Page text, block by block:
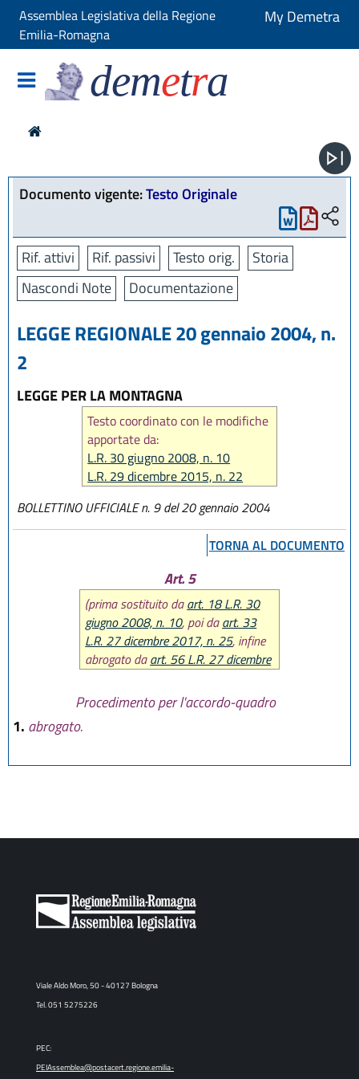
Assemblea Legislativa della Regione
Emilia-Romagna
My Demetra
demetra
Documento vigente:Testo Originale
Rif. attivi Rif. passivi Testo orig.
Storia
Nascondi Note
Documentazione
LEGGE REGIONALE 20 gennaio 2004, n.
2
LEGGE PER LA MONTAGNA
Testo coordinato con le modifiche
apportate da:
L.R. 30 giugno 2008, n. 10
L.R. 29 dicembre 2015, n. 22
L.R. 27 dicembre 2017, n. 25
L.R. 31 luglio 2020 n. 3
L.R. 29 dicembre 2020, n. 11
L.R. 20 maggio 2021, n. 5
L.R. 29 luglio 2021, n. 8
BOLLETTINO UFFICIALE n. 9 del 20 gennaio 2004
TORNA AL DOCUMENTO
Art. 5
(prima sostituito daart. 18 L.R. 30
giugno 2008, n. 10, poi daart. 33
L.R. 27 dicembre 2017, n. 25, infine
abrogato daart. 56 L.R. 27 dicembre
Procedimento per l'accordo-quadro
1. abrogato.
Viale Aldo Moro, 50 - 40127 Bologna
Tel. 051 5275226
PEC:
PEIAssemblea@postacert.regione.emilia-